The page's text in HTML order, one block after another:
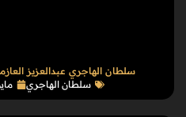
سلطان الهاجري عبدالعزيز العازمي
سلطان الهاجري
مايو